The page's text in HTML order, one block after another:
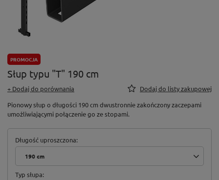
PROMOCJA
Słup typu "T" 190 cm
+ Dodaj do porównania
Dodaj do listy zakupowej
Pionowy słup o długości 190 cm dwustronnie zakończony zaczepami
umożliwiającymi połączenie go ze stopami.
Długość uproszczona
190 cm
Typ słupa